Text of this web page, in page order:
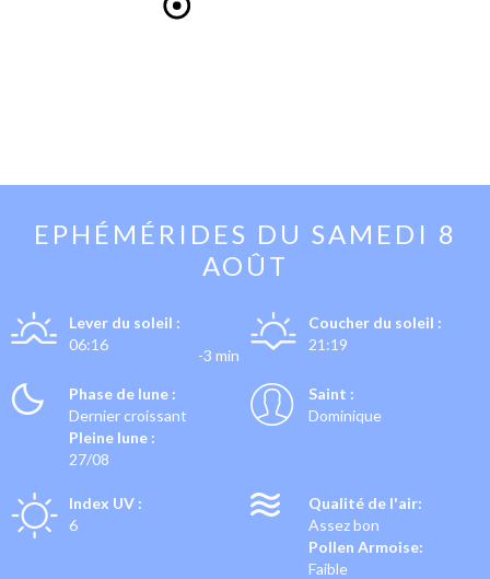
EPHÉMÉRIDES DU SAMEDI 8
AOÛT
Lever du soleil :
06:16
-3 min
Coucher du soleil :
21:19
Phase de lune :
Dernier croissant
Pleine lune :
27/08
Saint :
Dominique
Index UV :
6
Qualité de l'air:
Assez bon
Pollen Armoise:
Faible